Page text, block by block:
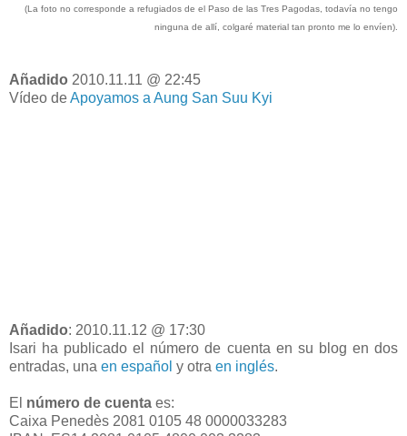
(La foto no corresponde a refugiados de el Paso de las Tres Pagodas, todavía no tengo
ninguna de allí, colgaré material tan pronto me lo envíen).
Añadido 2010.11.11 @ 22:45
Vídeo deApoyamos a Aung San Suu Kyi
Añadido: 2010.11.12 @ 17:30
Isari ha publicado el número de cuenta en su blog en dos
entradas, una en español y otra en inglés.
El número de cuenta es:
Caixa Penedès 2081 0105 48 0000033283